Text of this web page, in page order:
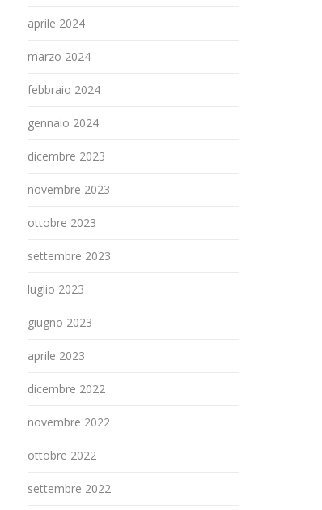
aprile 2024
marzo 2024
febbraio 2024
gennaio 2024
dicembre 2023
novembre 2023
ottobre 2023
settembre 2023
luglio 2023
giugno 2023
aprile 2023
dicembre 2022
novembre 2022
ottobre 2022
settembre 2022